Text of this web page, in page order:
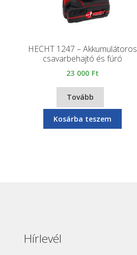
HECHT 1247 – Akkumulátoros
csavarbehajtó és fúró
23 000 Ft
Tovább
Kosárba teszem
Hírlevél